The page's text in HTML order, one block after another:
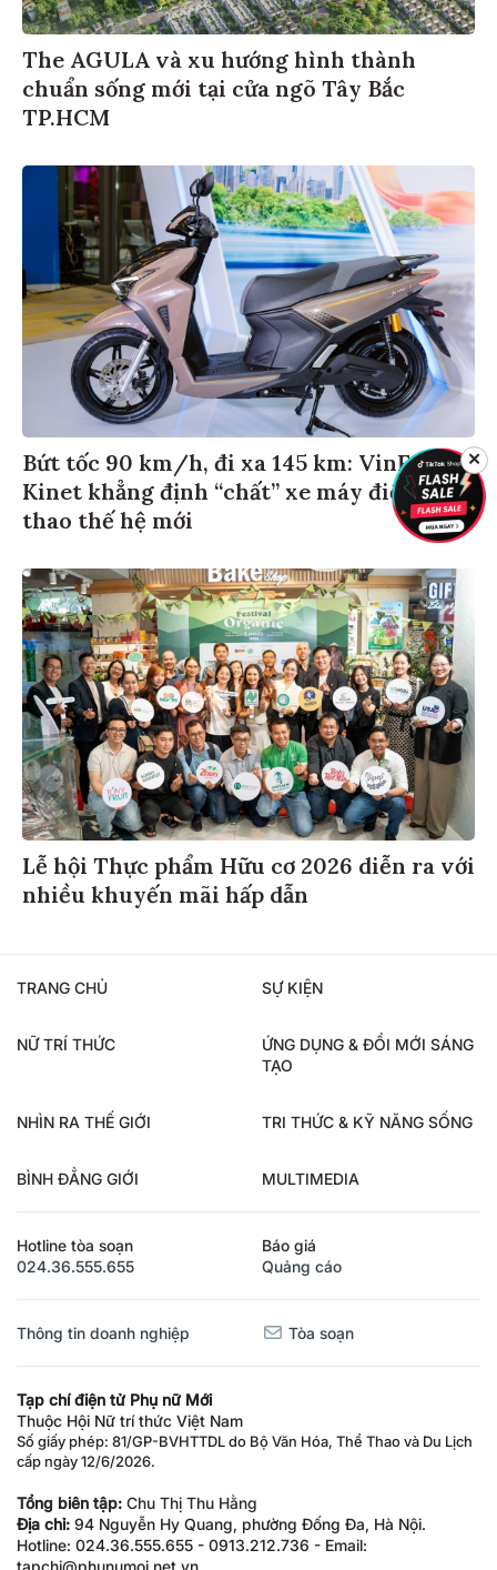
Phan
Rang
SJC 4.833.000 4.872.000
Hạ Long SJC 4.833.000 4.872.000
Nam
SJC 4.833.000 4.872.000
Cần Thơ PNJ 4.830.000 4.855.000
The AGULA và xu hướng hình thành
chuẩn sống mới tại cửa ngõ Tây Bắc
TP.HCM
Bứt tốc 90 km/h, đi xa 145 km: VinFast
Kinet khẳng định “chất” xe máy điện thể
thao thế hệ mới
Lễ hội Thực phẩm Hữu cơ 2026 diễn ra với
nhiều khuyến mãi hấp dẫn
TRANG CHỦ SỰ KIỆN
NỮ TRÍ THỨC
ỨNG DỤNG & ĐỔI MỚI SÁNG
TẠO
NHÌN RA THẾ GIỚI TRI THỨC & KỸ NĂNG SỐNG
BÌNH ĐẲNG GIỚI MULTIMEDIA
Hotline tòa soạn
024.36.555.655
Báo giá
Quảng cáo
Thông tin doanh nghiệp Tòa soạn
Tạp chí điện tử Phụ nữ Mới
Thuộc Hội Nữ trí thức Việt Nam
Số giấy phép: 81/GP-BVHTTDL do Bộ Văn Hóa, Thể Thao và Du Lịch
cấp ngày 12/6/2026.
Tổng biên tập: Chu Thị Thu Hằng
Địa chỉ: 94 Nguyễn Hy Quang, phường Đống Đa, Hà Nội.
Hotline: 024.36.555.655 - 0913.212.736 - Email:
✕